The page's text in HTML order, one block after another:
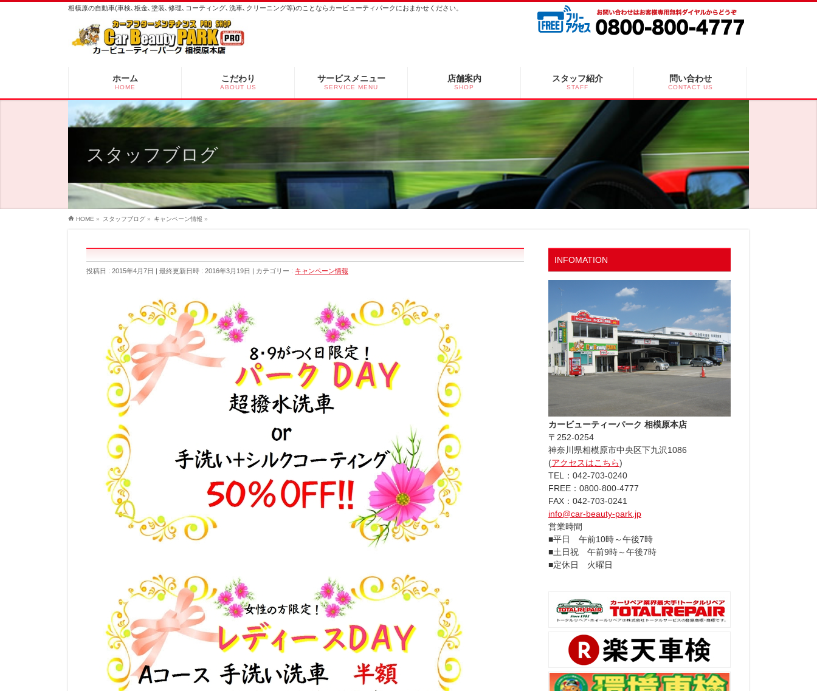
相模原の自動車(車検､板金､塗装､修理､コーティング､洗車､クリーニング等)のことならカービューティパークにおまかせください。
ホーム
HOME
こだわり
ABOUT US
サービスメニュー
SERVICE MENU
店舗案内
SHOP
スタッフ紹介
STAFF
問い合わせ
CONTACT US
スタッフブログ
HOME » スタッフブログ » キャンペーン情報 »
投稿日 : 2015年4月7日 最終更新日時 : 2016年3月19日 カテゴリー : キャンペーン情報
INFOMATION
カービューティーパーク 相模原本店
〒252-0254
神奈川県相模原市中央区下九沢1086
(アクセスはこちら)
TEL：042-703-0240
FREE：0800-800-4777
FAX：042-703-0241
info@car-beauty-park.jp
営業時間
■平日 午前10時～午後7時
■土日祝 午前9時～午後7時
■定休日 火曜日